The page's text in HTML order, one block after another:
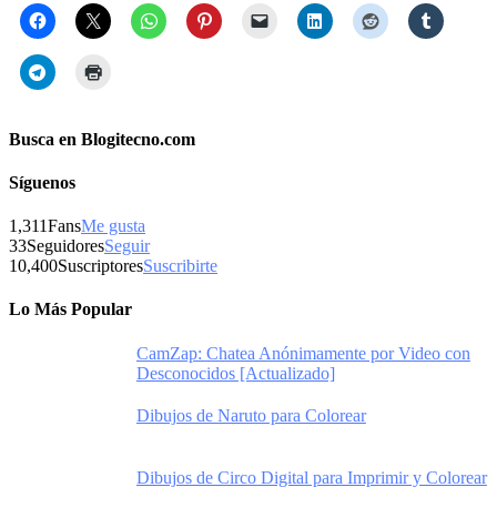
Busca en Blogitecno.com
Síguenos
1,311FansMe gusta
33SeguidoresSeguir
10,400SuscriptoresSuscribirte
Lo Más Popular
CamZap: Chatea Anónimamente por Video con
Desconocidos [Actualizado]
Dibujos de Naruto para Colorear
Dibujos de Circo Digital para Imprimir y Colorear